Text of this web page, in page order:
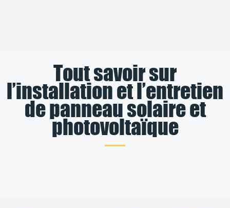
Tout savoir sur
l’installation et l’entretien
de panneau solaire et
photovoltaïque